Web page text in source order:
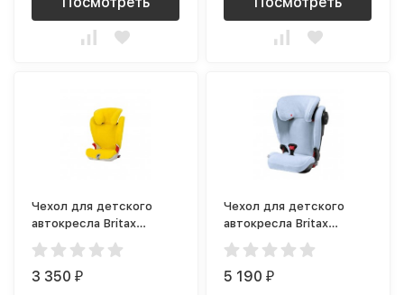
Чехол для детского
автокресла Britax
Roemer Kidfix SL (SICT),
желтый
3 350₽
Чехол для детского
автокресла Britax
Roemer Kidfix III, голубой
5 190₽